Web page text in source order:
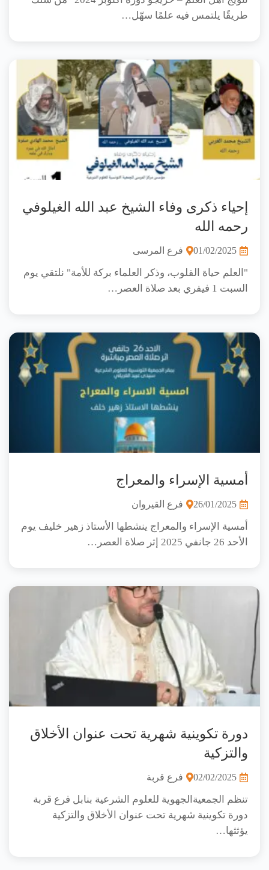
طريقًا يلتمس فيه علمًا سهّل…
إحياء ذكرى وفاء الشيخ عبد الله الغيلوفي
رحمه الله
01/02/2025 فرع المرسى
"العلم حياة القلوب، وذكر العلماء بركة للأمة" نلتقي يوم
السبت 1 فيفري بعد صلاة العصر…
أمسية الإسراء والمعراج
26/01/2025 فرع القيروان
أمسية الإسراء والمعراج ينشطها الأستاذ زهير خليف يوم
الأحد 26 جانفي 2025 إثر صلاة العصر…
دورة تكوينية شهرية تحت عنوان الأخلاق
والتزكية
02/02/2025 فرع قربة
تنظم الجمعيةالجهوية للعلوم الشرعية بنابل فرع قربة
دورة تكوينية شهرية تحت عنوان الأخلاق والتزكية
يؤثثها…